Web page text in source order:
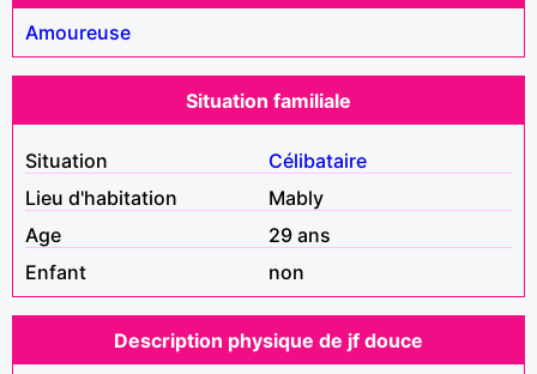
Amoureuse
Situation familiale
Situation
Célibataire
Lieu d'habitation
Mably
Age
29 ans
Enfant
non
Description physique de jf douce